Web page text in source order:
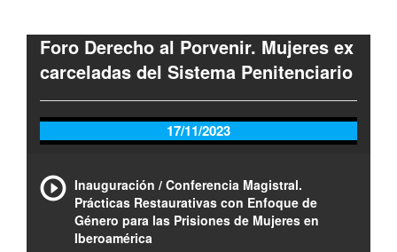
Foro Derecho al Porvenir. Mujeres ex
carceladas del Sistema Penitenciario
17/11/2023
Inauguración / Conferencia Magistral.
Prácticas Restaurativas con Enfoque de
Género para las Prisiones de Mujeres en
Iberoamérica